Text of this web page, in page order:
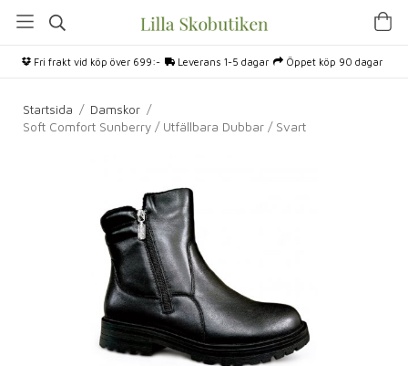
Fri frakt vid köp över 699:- Leverans 1-5 dagar Öppet köp 90 dagar
Startsida / Damskor /
Soft Comfort Sunberry / Utfällbara Dubbar / Svart